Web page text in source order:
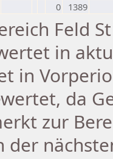
0 1389
Feld
in
in
da
zur
der